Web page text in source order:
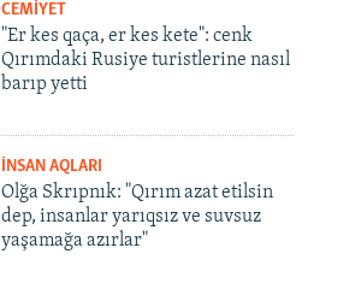
CEMİYET
"Er kes qaça, er kes kete": cenk
Qırımdaki Rusiye turistlerine nasıl
barıp yetti
İNSAN AQLARI
Olğa Skrıpnık: "Qırım azat etilsin
dep, insanlar yarıqsız ve suvsuz
yaşamağa azırlar"